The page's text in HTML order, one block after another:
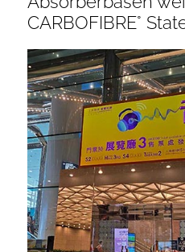
CARBOFIBRE°